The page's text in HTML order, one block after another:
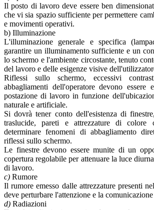
Il posto di lavoro deve essere ben
che vi sia spazio sufficiente per permettere
e movimenti operativi.
b) Illuminazione
L'illuminazione generale e specifica
garantire un illuminamento sufficiente e un
lo schermo e l'ambiente circostante, tenuto
del lavoro e delle esigenze visive
Riflessi sullo schermo, eccessivi
abbagliamenti dell'operatore devono essere
postazione di lavoro in funzione
naturale e artificiale.
Si dovrà tener conto dell'esistenza di
traslucide, pareti e attrezzature di colore
determinare fenomeni di abbagliamento
riflessi sullo schermo.
Le finestre devono essere munite di un
copertura regolabile per attenuare la luce
di lavoro.
c) Rumore
Il rumore emesso dalle attrezzature presenti
deve perturbare l'attenzione e la
d) Radiazioni